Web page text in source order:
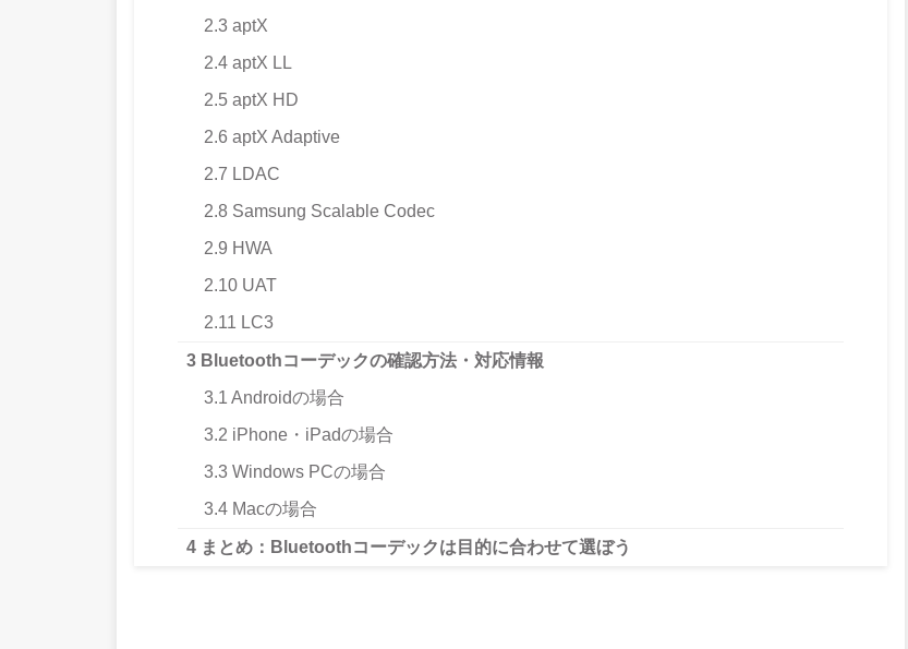
2.3 aptX
2.4 aptX LL
2.5 aptX HD
2.6 aptX Adaptive
2.7 LDAC
2.8 Samsung Scalable Codec
2.9 HWA
2.10 UAT
2.11 LC3
3 Bluetoothコーデックの確認方法・対応情報
3.1 Androidの場合
3.2 iPhone・iPadの場合
3.3 Windows PCの場合
3.4 Macの場合
4 まとめ：Bluetoothコーデックは目的に合わせて選ぼう